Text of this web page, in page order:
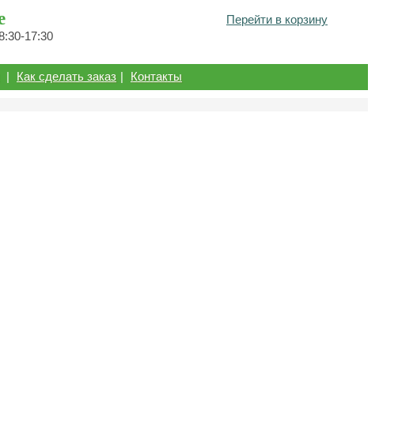
17:30
Перейти в корзину
| Как сделать заказ | Контакты